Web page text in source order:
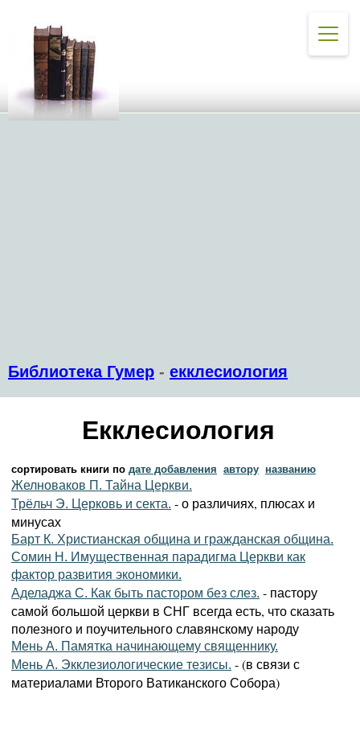
Библиотека Гумер - екклесиология
Екклесиология
сортировать книги по дате добавления автору названию
Желноваков П. Тайна Церкви.
Трёльч Э. Церковь и секта. - о различиях, плюсах и
минусах
Барт К. Христианская община и гражданская община.
Сомин Н. Имущественная парадигма Церкви как
фактор развития экономики.
Аделаджа С. Как быть пастором без слез. - пастору
самой большой церкви в СНГ всегда есть, что сказать
полезного и поучительного славянскому народу
Мень А. Памятка начинающему священнику.
Мень А. Экклезиологические тезисы. - (в связи с
материалами Второго Ватиканского Собора)